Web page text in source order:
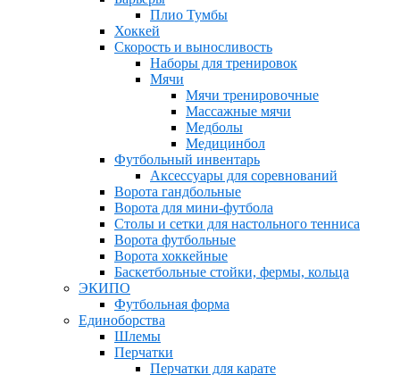
Плио Тумбы
Хоккей
Скорость и выносливость
Наборы для тренировок
Мячи
Мячи тренировочные
Массажные мячи
Медболы
Медицинбол
Футбольный инвентарь
Аксессуары для соревнований
Ворота гандбольные
Ворота для мини-футбола
Столы и сетки для настольного тенниса
Ворота футбольные
Ворота хоккейные
Баскетбольные стойки, фермы, кольца
ЭКИПО
Футбольная форма
Единоборства
Шлемы
Перчатки
Перчатки для карате